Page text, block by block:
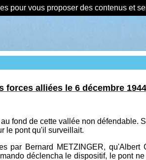
pour vous proposer des contenus et
forces alliées le 6 décembre 1944
fond de cette vallée non défendable.
le pont qu'il surveillait.
par Bernard METZINGER,
déclencha le dispositif, le pont